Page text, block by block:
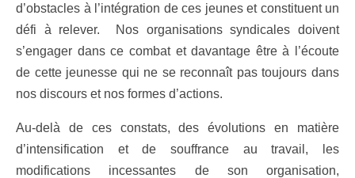
d’obstacles à l’intégration de ces jeunes et constituent un
défi à relever. Nos organisations syndicales doivent
s’engager dans ce combat et davantage être à l’écoute
de cette jeunesse qui ne se reconnaît pas toujours dans
nos discours et nos formes d’actions.
Au-delà de ces constats, des évolutions en matière
d’intensification et de souffrance au travail, les
modifications incessantes de son organisation,